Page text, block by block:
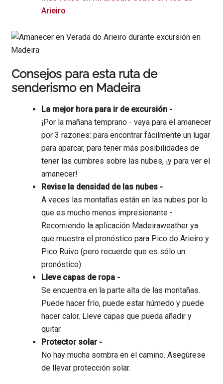
Arieiro
Consejos para esta ruta de
senderismo en Madeira
La mejor hora para ir de excursión -
¡Por la mañana temprano - vaya para el amanecer
por 3 razones: para encontrar fácilmente un lugar
para aparcar, para tener más posibilidades de
tener las cumbres sobre las nubes, ¡y para ver el
amanecer!
Revise la densidad de las nubes -
A veces las montañas están en las nubes por lo
que es mucho menos impresionante -
Recomiendo la aplicación Madeiraweather ya
que muestra el pronóstico para Pico do Arieiro y
Pico Ruivo (pero recuerde que es sólo un
pronóstico)
Lleve capas de ropa -
Se encuentra en la parte alta de las montañas.
Puede hacer frío, puede estar húmedo y puede
hacer calor. Lleve capas que pueda añadir y
quitar.
Protector solar -
No hay mucha sombra en el camino. Asegúrese
de llevar protección solar.